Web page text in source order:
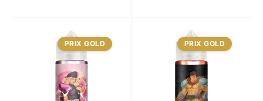
PRIX GOLD PRIX GOLD